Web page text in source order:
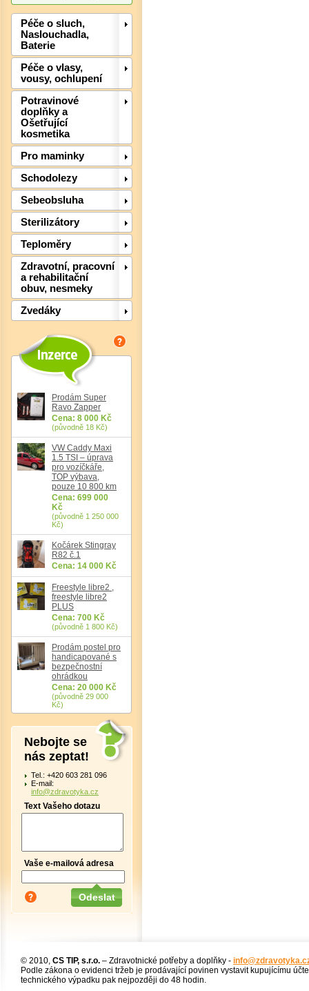
Péče o sluch,
Naslouchadla,
Baterie
Péče o vlasy,
vousy, ochlupení
Potravinové
doplňky a
Ošetřující
kosmetika
Pro maminky
Schodolezy
Sebeobsluha
Sterilizátory
Teploměry
Zdravotní, pracovní
a rehabilitační
obuv, nesmeky
Zvedáky
Prodám Super
Ravo Zapper
Cena: 8 000 Kč
(původně 18 Kč)
VW Caddy Maxi
1.5 TSI – úprava
pro vozíčkáře,
TOP výbava,
pouze 10 800 km
Cena: 699 000
Kč
(původně 1 250 000
Kč)
Kočárek Stingray
R82 č.1
Cena: 14 000 Kč
Freestyle libre2 ,
freestyle libre2
PLUS
Cena: 700 Kč
(původně 1 800 Kč)
Prodám postel pro
handicapované s
bezpečnostní
ohrádkou
Cena: 20 000 Kč
(původně 29 000
Kč)
Nebojte se
nás zeptat!
Tel.: +420 603 281 096
E-mail:
info@zdravotyka.cz
Text Vašeho dotazu
Vaše e-mailová adresa
© 2010, CS TIP, s.r.o. – Zdravotnické potřeby a doplňky -
Podle zákona o evidenci tržeb je prodávající povinen vystavit kupujícímu
technického výpadku pak nejpozději do 48 hodin.